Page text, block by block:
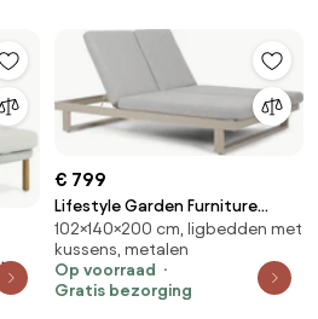
€ 799
Lifestyle Garden Furniture
Massimo Ligbed Met Kussen
Loft/earth Aluminium Taupe
102×140×200 cm, ligbedden met
kussens, metalen
Op voorraad
Gratis bezorging